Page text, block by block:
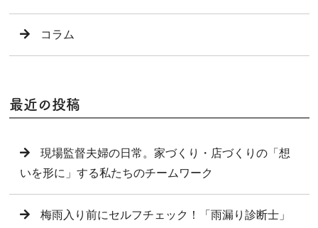
コラム
最近の投稿
現場監督夫婦の日常。家づくり・店づくりの「想
いを形に」する私たちのチームワーク
梅雨入り前にセルフチェック！「雨漏り診断士」